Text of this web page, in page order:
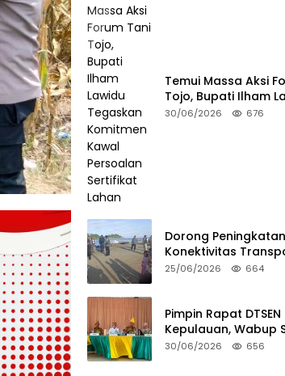
Temui Massa Aksi
Tojo, Bupati Ilham
Tegaskan Komitmen
30/06/2026 676
Dorong Peningkatan
Konektivitas
Bupati Ilham Lawidu
25/06/2026 664
Pimpin Rapat
Kepulauan, Wabup
Tekankan Tugas dan
30/06/2026 656